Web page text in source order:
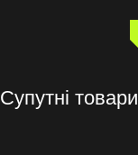
Супутні товари